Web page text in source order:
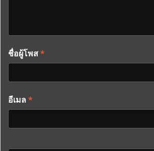
ชื่อผู้โพส*
อีเมล *